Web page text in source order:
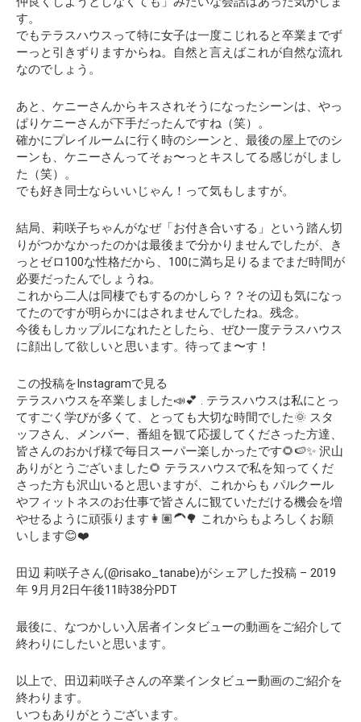
す。
でもテラスハウスって特に女子は一度こじれると卒業までず
ーっと引きずりますからね。自然と言えばこれが自然な流れ
なのでしょう。
あと、ケニーさんからキスされそうになったシーンは、やっ
ぱりケニーさんが下手だったんですね（笑）。
確かにプレイルームに行く時のシーンと、最後の屋上でのシ
ーンも、ケニーさんってそぉ〜っとキスしてる感じがしまし
た（笑）。
でも好き同士ならいいじゃん！って気もしますが。
結局、莉咲子ちゃんがなぜ「お付き合いする」という踏ん切
りがつかなかったのかは最後まで分かりませんでしたが、き
っとゼロ100な性格だから、100に満ち足りるまでまだ時間が
必要だったんでしょうね。
これから二人は同棲でもするのかしら？？その辺も気になっ
てたのですが明らかにはされませんでしたね。残念。
今後もしカップルになれたとしたら、ぜひ一度テラスハウス
に顔出して欲しいと思います。待ってま〜す！
この投稿をInstagramで見る
テラスハウスを卒業しました📣💕 . テラスハウスは私にとっ
てすごく学びが多くて、とっても大切な時間でした🌞 スタ
ッフさん、メンバー、番組を観て応援してくださった方達、
皆さんのおかげ様で毎日スーパー楽しかったです🌻🍉✨ 沢山
ありがとうございました🌻 テラスハウスで私を知ってくだ
さった方も沢山いると思いますが、これからも パルクール
やフィットネスのお仕事で皆さんに観ていただける機会を増
やせるように頑張ります👩🏽‍🦱🌳 これからもよろしくお願
いします😊❤️
田辺 莉咲子さん(@risako_tanabe)がシェアした投稿 – 2019
年 9月月2日午後11時38分PDT
最後に、なつかしい入居者インタビューの動画をご紹介して
終わりにしたいと思います。
以上で、田辺莉咲子さんの卒業インタビュー動画のご紹介を
終わります。
いつもありがとうございます。